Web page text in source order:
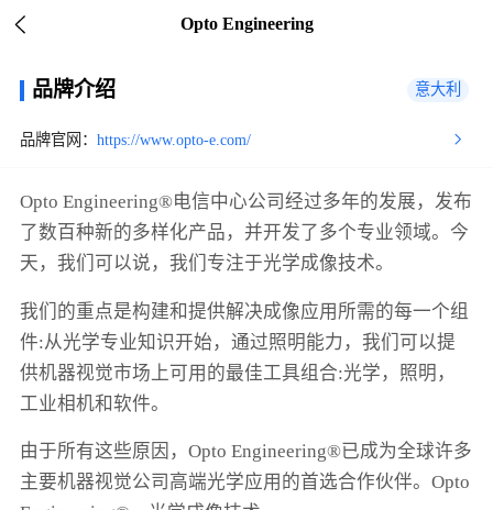
Opto Engineering
品牌介绍 意大利
品牌官网： https://www.opto-e.com/
Opto Engineering®电信中心公司经过多年的发展，发布
了数百种新的多样化产品，并开发了多个专业领域。今
天，我们可以说，我们专注于光学成像技术。
我们的重点是构建和提供解决成像应用所需的每一个组
件:从光学专业知识开始，通过照明能力，我们可以提
供机器视觉市场上可用的最佳工具组合:光学，照明，
工业相机和软件。
由于所有这些原因，Opto Engineering®已成为全球许多
主要机器视觉公司高端光学应用的首选合作伙伴。Opto